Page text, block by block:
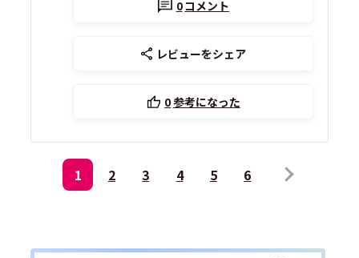
0コメント
レビューをシェア
0参考になった
1 2 3 4 5 6